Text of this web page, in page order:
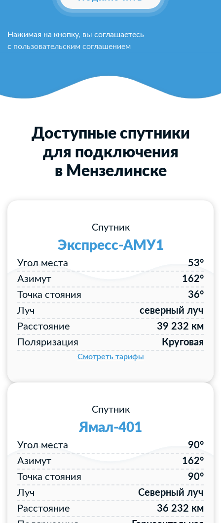
Нажимая на кнопку, вы соглашаетесь
с пользовательским соглашением
Доступные спутники
для подключения
в Мензелинске
Спутник
Экспресс-АМУ1
Угол места
53°
Азимут
162°
Точка стояния
36°
Луч
северный луч
Расстояние
39 232 км
Поляризация
Круговая
Смотреть тарифы
Спутник
Ямал-401
Угол места
90°
Азимут
162°
Точка стояния
90°
Луч
Северный луч
Расстояние
36 232 км